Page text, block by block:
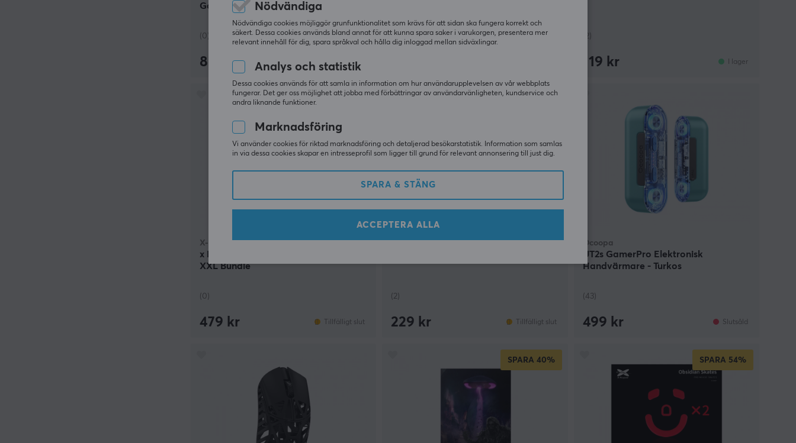
Gold 80m 55-65gf, set om 2
(0)
89 kr I lager
(1) (2)
119 kr I lager
X-raypad
x RandomFrankP Midnight Essentials
XXL Bundle
(0)
479 kr Tillfälligt slut
(2)
229 kr Tillfälligt slut
Ocoopa
UT2s GamerPro Elektronisk
Handvärmare - Turkos
(43)
499 kr Slutsåld
SPARA 40% SPARA 54%
Nödvändiga
Nödvändiga cookies möjliggör grunfunktionalitet som krävs för att sidan ska fungera korrekt och
säkert. Dessa cookies används bland annat för att kunna spara saker i varukorgen, presentera mer
relevant innehåll för dig, spara språkval och hålla dig inloggad mellan sidväxlingar.
Analys och statistik
Dessa cookies används för att samla in information om hur användarupplevelsen av vår webbplats
fungerar. Det ger oss möjlighet att jobba med förbättringar av användarvänligheten, kundservice och
andra liknande funktioner.
Marknadsföring
Vi använder cookies för riktad marknadsföring och detaljerad besökarstatistik. Information som samlas
in via dessa cookies skapar en intresseprofil som ligger till grund för relevant annonsering till just dig.
SPARA & STÄNG
ACCEPTERA ALLA